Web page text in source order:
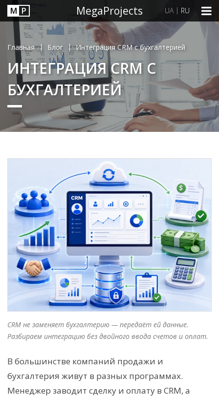
М P MegaProjects UA | RU
ИНТЕГРАЦИЯ CRM С
БУХГАЛТЕРИЕЙ
Главная | Блог | Интеграция CRM с бухгалтерией
CRM не заменяет бухгалтерию — передаёт ей данные.
Разбираем интеграцию без двойного ввода счетов и оплат.
В большинстве компаний продажи и
бухгалтерия живут в разных программах.
Менеджер заводит сделку и оплату в CRM, а